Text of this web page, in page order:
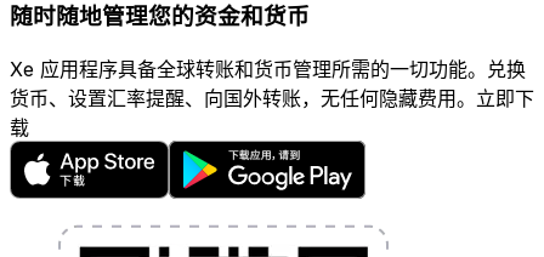
随时随地管理您的资金和货币
Xe 应用程序具备全球转账和货币管理所需的一切功能。兑换
货币、设置汇率提醒、向国外转账，无任何隐藏费用。立即下
载